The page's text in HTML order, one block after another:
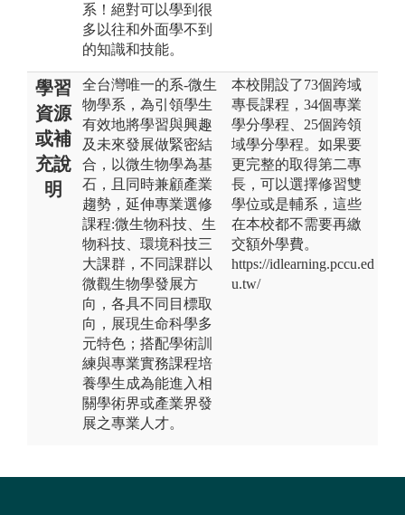
系！絕對可以學到很
多以往和外面學不到
的知識和技能。
學習
資源
或補
充說
明
全台灣唯一的系-微生
物學系，為引領學生
有效地將學習與興趣
及未來發展做緊密結
合，以微生物學為基
石，且同時兼顧產業
趨勢，延伸專業選修
課程:微生物科技、生
物科技、環境科技三
大課群，不同課群以
微觀生物學發展方
向，各具不同目標取
向，展現生命科學多
元特色；搭配學術訓
練與專業實務課程培
養學生成為能進入相
關學術界或產業界發
展之專業人才。
本校開設了73個跨域
專長課程，34個專業
學分學程、25個跨領
域學分學程。如果要
更完整的取得第二專
長，可以選擇修習雙
學位或是輔系，這些
在本校都不需要再繳
交額外學費。
https://idlearning.pccu.ed
u.tw/